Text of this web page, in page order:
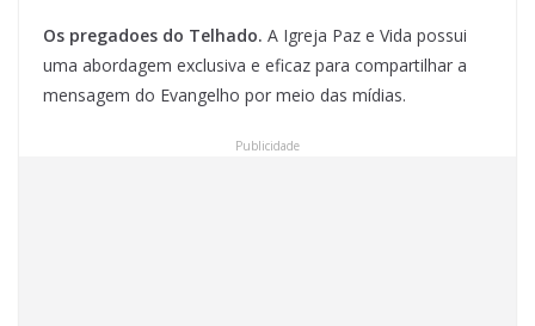
Os pregadoes do Telhado. A Igreja Paz e Vida possui
uma abordagem exclusiva e eficaz para compartilhar a
mensagem do Evangelho por meio das mídias.
Publicidade